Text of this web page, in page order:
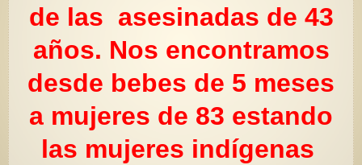
de las asesinadas de 43
años. Nos encontramos
desde bebes de 5 meses
a mujeres de 83 estando
las mujeres indígenas